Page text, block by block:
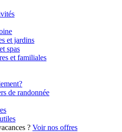
et jardins
spas
et familiales
de randonnée
? Voir nos offres